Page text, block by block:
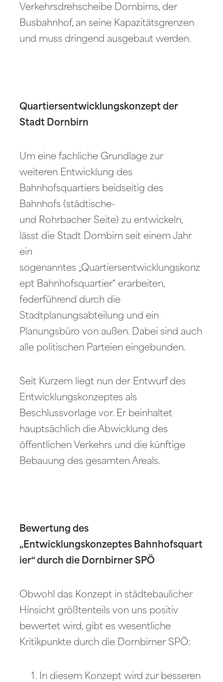
Verkehrsdrehscheibe Dornbirns, der
Busbahnhof, an seine Kapazitätsgrenzen
und muss dringend ausgebaut werden.
Quartiersentwicklungskonzept der
Stadt Dornbirn
Um eine fachliche Grundlage zur
weiteren Entwicklung des
Bahnhofsquartiers beidseitig des
Bahnhofs (städtische-
und Rohrbacher Seite) zu entwickeln,
lässt die Stadt Dornbirn seit einem Jahr
ein
sogenanntes „Quartiersentwicklungskonz
ept Bahnhofsquartier“ erarbeiten,
federführend durch die
Stadtplanungsabteilung und ein
Planungsbüro von außen. Dabei sind auch
alle politischen Parteien eingebunden.
Seit Kurzem liegt nun der Entwurf des
Entwicklungskonzeptes als
Beschlussvorlage vor. Er beinhaltet
hauptsächlich die Abwicklung des
öffentlichen Verkehrs und die künftige
Bebauung des gesamten Areals.
Bewertung des
„Entwicklungskonzeptes Bahnhofsquart
ier“ durch die Dornbirner SPÖ
Obwohl das Konzept in städtebaulicher
Hinsicht größtenteils von uns positiv
bewertet wird, gibt es wesentliche
Kritikpunkte durch die Dornbirner SPÖ:
In diesem Konzept wird zur besseren